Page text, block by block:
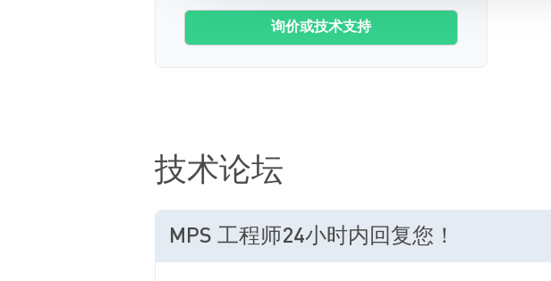
询价或技术支持
技术论坛
MPS 工程师24小时内回复您！